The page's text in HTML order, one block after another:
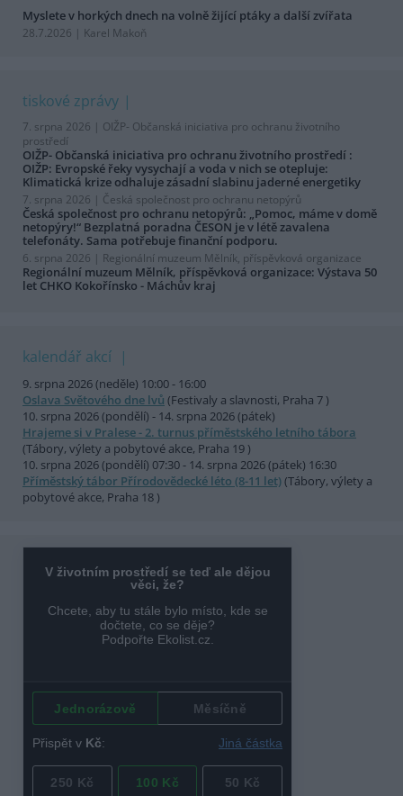
Myslete v horkých dnech na volně žijící ptáky a další zvířata
28.7.2026 | Karel Makoň
tiskové zprávy
7. srpna 2026 | OIŽP- Občanská iniciativa pro ochranu životního
prostředí
OIŽP- Občanská iniciativa pro ochranu životního prostředí :
OIŽP: Evropské řeky vysychají a voda v nich se otepluje:
Klimatická krize odhaluje zásadní slabinu jaderné energetiky
7. srpna 2026 | Česká společnost pro ochranu netopýrů
Česká společnost pro ochranu netopýrů: „Pomoc, máme v domě
netopýry!“ Bezplatná poradna ČESON je v létě zavalena
telefonáty. Sama potřebuje finanční podporu.
6. srpna 2026 | Regionální muzeum Mělník, příspěvková organizace
Regionální muzeum Mělník, příspěvková organizace: Výstava 50
let CHKO Kokořínsko - Máchův kraj
kalendář akcí
9. srpna 2026 (neděle) 10:00 - 16:00
Oslava Světového dne lvů (Festivaly a slavnosti, Praha 7 )
10. srpna 2026 (pondělí) - 14. srpna 2026 (pátek)
Hrajeme si v Pralese - 2. turnus příměstského letního tábora
(Tábory, výlety a pobytové akce, Praha 19 )
10. srpna 2026 (pondělí) 07:30 - 14. srpna 2026 (pátek) 16:30
Příměstský tábor Přírodovědecké léto (8-11 let)(Tábory, výlety a
pobytové akce, Praha 18 )